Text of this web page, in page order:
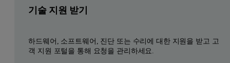
기술 지원 받기
하드웨어, 소프트웨어, 진단 또는 수리에 대한 지원을 받고 고
객 지원 포털을 통해 요청을 관리하세요.